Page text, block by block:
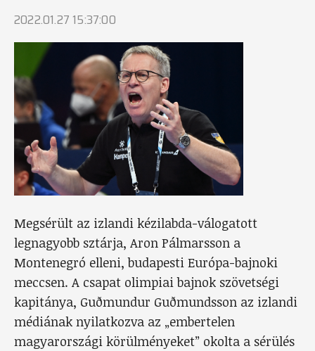
2022.01.27 15:37:00
Megsérült az izlandi kézilabda-válogatott
legnagyobb sztárja, Aron Pálmarsson a
Montenegró elleni, budapesti Európa-bajnoki
meccsen. A csapat olimpiai bajnok szövetségi
kapitánya, Guðmundur Guðmundsson az izlandi
médiának nyilatkozva az „embertelen
magyarországi körülményeket” okolta a sérülés